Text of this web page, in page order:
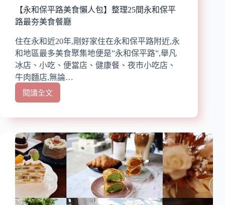
家
人
氣
美
食
餐
廳/
早
午
料
理/
下
午
茶/
咖
啡
【永和保平路美食懶人包】整理25間永和保平
路最夯美食餐廳
住在永和近20年,剛好家住在永和保平路附近,永
和地區最多美食聚集地便是”永和保平路”,舉凡
冰店、小吃、便當店、健康餐、夜市小吃店、
牛肉麵店,無論…
閱讀全文
【永
保
路
美
食
懶
人
包】
整